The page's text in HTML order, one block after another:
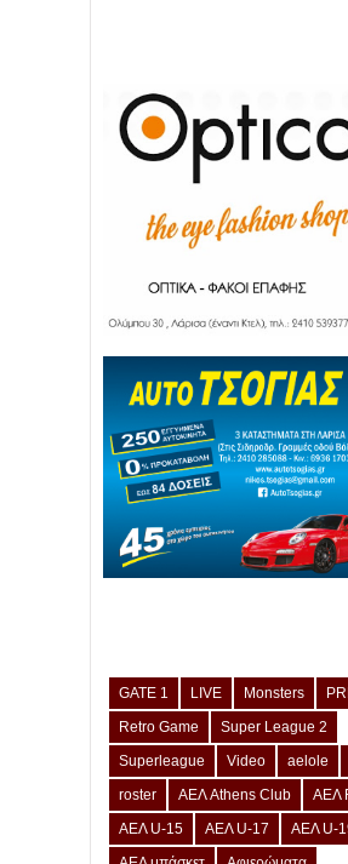
GATE 1 LIVE Monsters
Retro Game
Super League 2
Superleague
Video aelole
roster
ΑΕΛ Athens Club
ΑΕΛ
ΑΕΛ U-15
ΑΕΛ U-17
ΑΕΛ U-